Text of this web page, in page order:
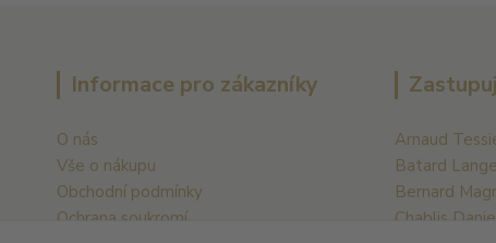
Informace pro zákazníky
O nás
Vše o nákupu
Obchodní podmínky
Ochrana soukromí
Arnaud
Batard
Bernard
Chablis